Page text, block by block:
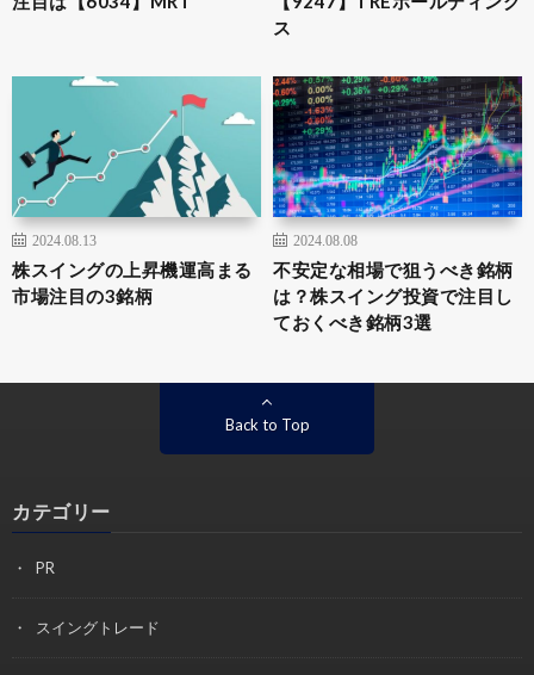
ス
2024.08.13
株スイングの上昇機運高まる
市場注目の3銘柄
2024.08.08
不安定な相場で狙うべき銘柄
は？株スイング投資で注目し
ておくべき銘柄3選
Back to Top
カテゴリー
PR
スイングトレード